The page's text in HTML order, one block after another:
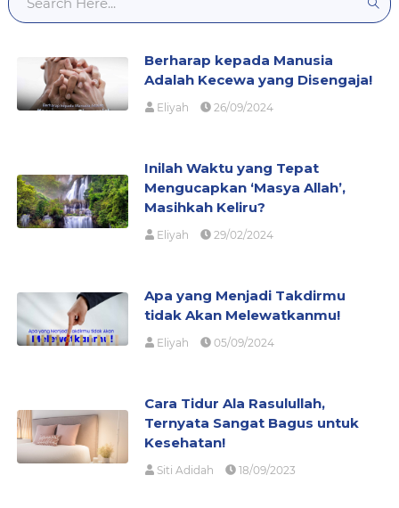
Berharap kepada Manusia
Adalah Kecewa yang Disengaja!
Eliyah 26/09/2024
Inilah Waktu yang Tepat
Mengucapkan ‘Masya Allah’,
Masihkah Keliru?
Eliyah 29/02/2024
Apa yang Menjadi Takdirmu
tidak Akan Melewatkanmu!
Eliyah 05/09/2024
Cara Tidur Ala Rasulullah,
Ternyata Sangat Bagus untuk
Kesehatan!
Siti Adidah 18/09/2023